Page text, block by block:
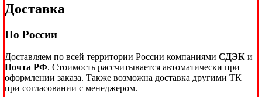
Доставка
По России
Доставляем по всей территории России компаниями СДЭК и
Почта РФ. Стоимость рассчитывается автоматически при
оформлении заказа. Также возможна доставка другими ТК
при согласовании с менеджером.